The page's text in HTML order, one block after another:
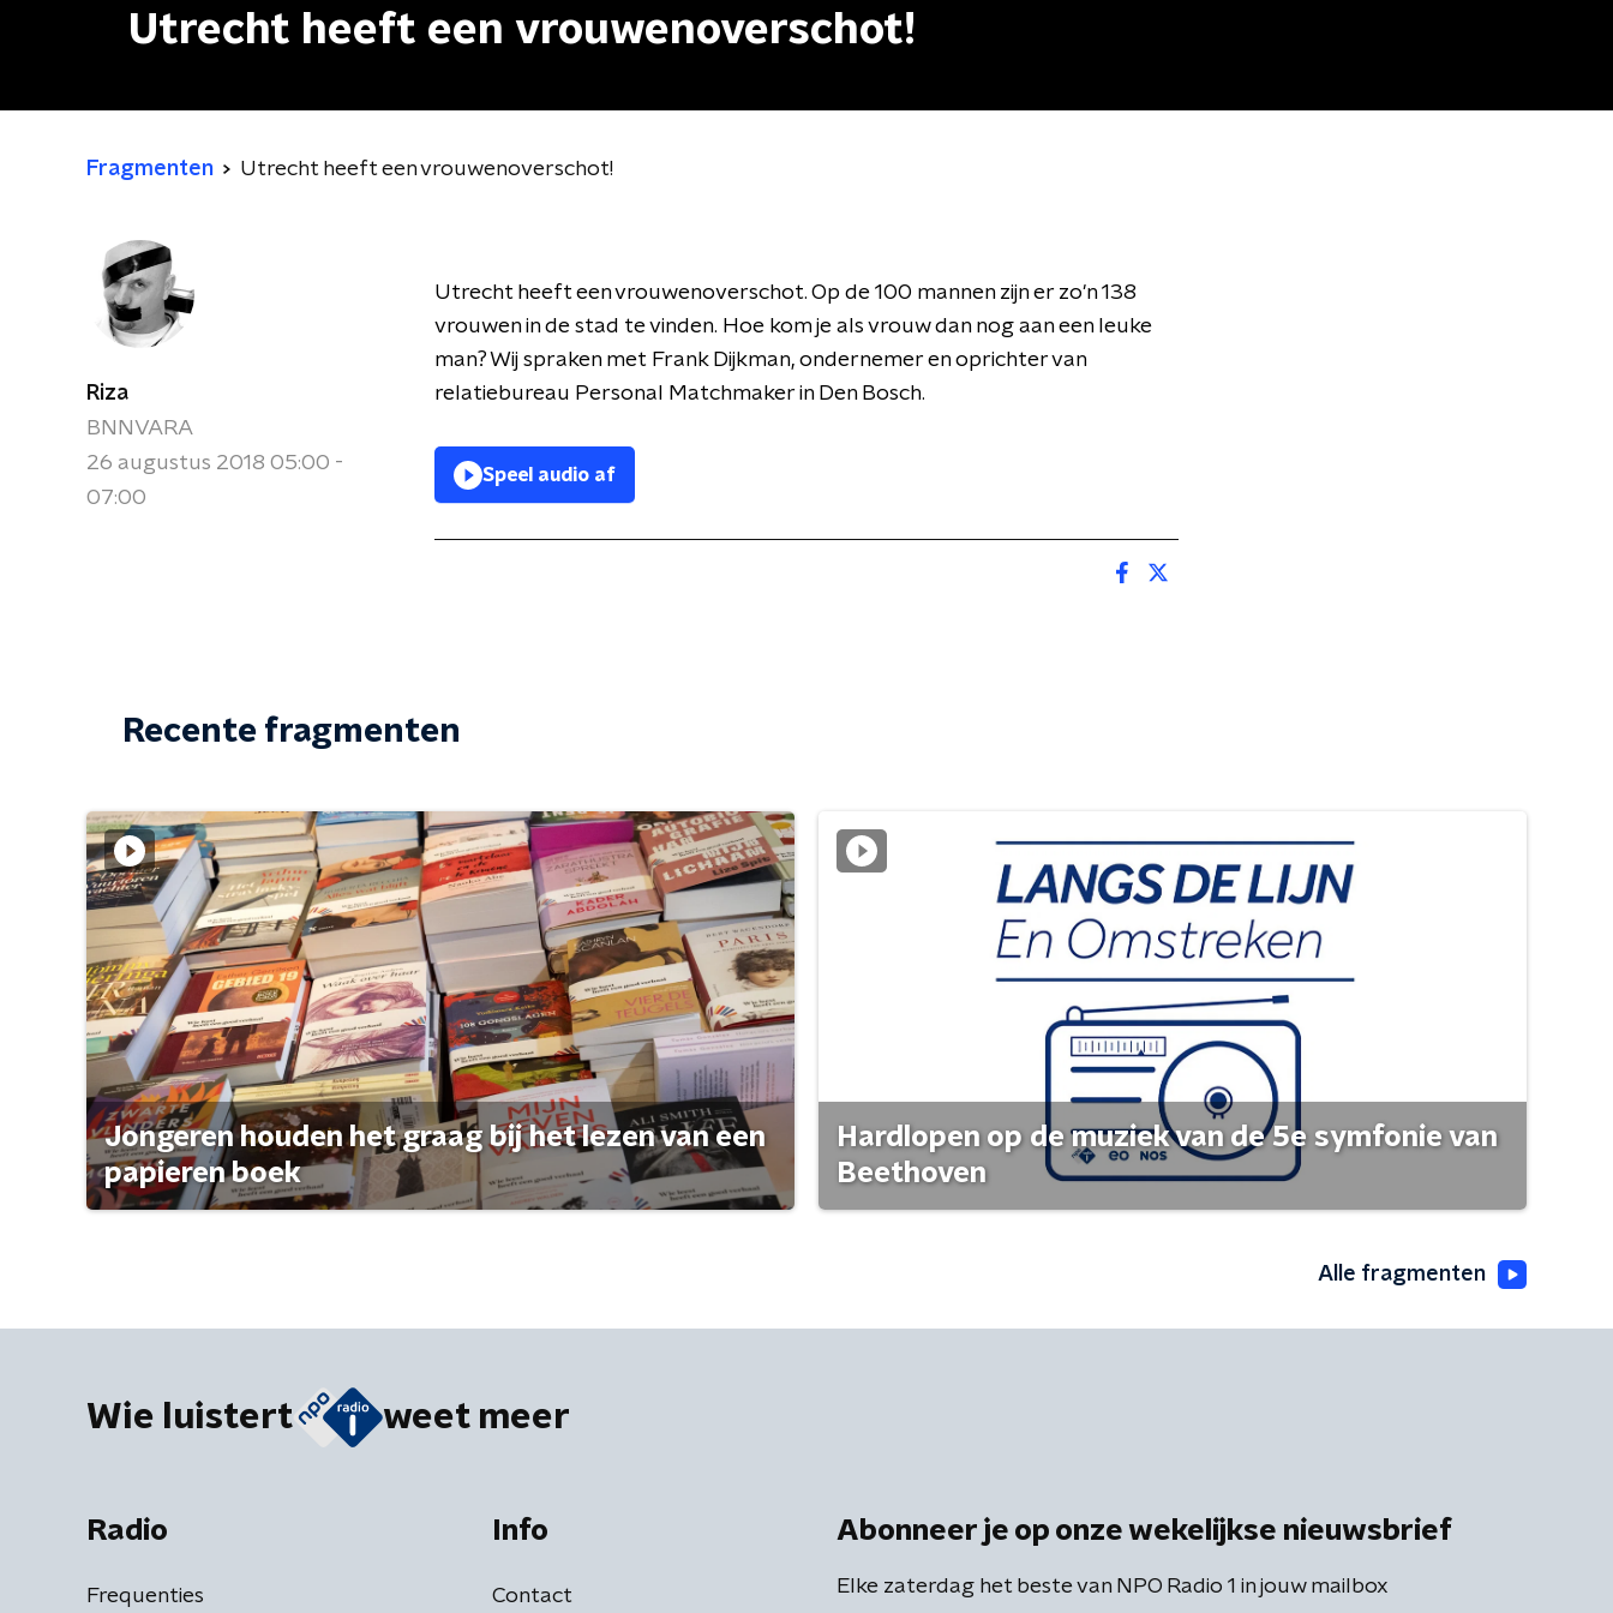
Utrecht heeft een vrouwenoverschot!
Fragmenten Utrecht heeft een vrouwenoverschot!
Riza
BNNVARA
26 augustus 2018 05:00 -
07:00
Utrecht heeft een vrouwenoverschot. Op de 100 mannen zijn er zo'n 138
vrouwen in de stad te vinden. Hoe kom je als vrouw dan nog aan een leuke
man? Wij spraken met Frank Dijkman, ondernemer en oprichter van
relatiebureau Personal Matchmaker in Den Bosch.
Speel audio af
Recente fragmenten
Jongeren houden het graag bij het lezen van een
papieren boek
Hardlopen op de muziek van de 5e symfonie van
Beethoven
Alle fragmenten
Wie luistert weet meer
Radio
Frequenties
Info
Contact
Abonneer je op onze wekelijkse nieuwsbrief
Elke zaterdag het beste van NPO Radio 1 in jouw mailbox